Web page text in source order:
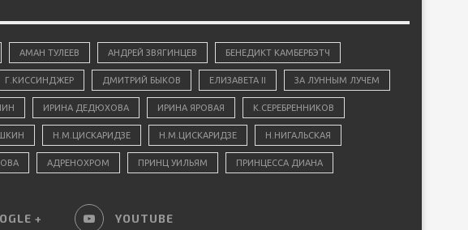
АМАН ТУЛЕЕВ АНДРЕЙ ЗВЯГИНЦЕВ БЕНЕДИКТ КАМБЕРБЭТЧ
Г.КИССИНДЖЕР ДМИТРИЙ БЫКОВ ЕЛИЗАВЕТА II ЗА ЛУННЫМ ЛУЧЕМ
ИРИНА ДЕДЮХОВА ИРИНА ЯРОВАЯ К.СЕРЕБРЕННИКОВ
Н.М.ЦИСКАРИДЗЕ Н.М.ЦИСКАРИДЗЕ Н.НИГАЛЬСКАЯ
АДРЕНОХРОМ ПРИНЦ УИЛЬЯМ ПРИНЦЕССА ДИАНА
+ YOUTUBE